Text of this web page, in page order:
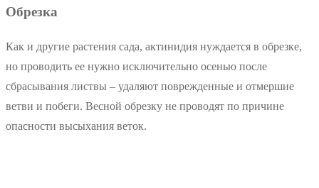
Обрезка
Как и другие растения сада, актинидия нуждается в обрезке,
но проводить ее нужно исключительно осенью после
сбрасывания листвы – удаляют поврежденные и отмершие
ветви и побеги. Весной обрезку не проводят по причине
опасности высыхания веток.